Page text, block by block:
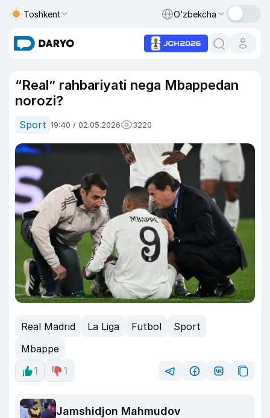
Toshkent O‘zbekcha
“Real” rahbariyati nega Mbappedan
norozi?
Sport 19:40 / 02.05.2026 3220
Real Madrid La Liga Futbol
Sport
Mbappe
1
1
Jamshidjon Mahmudov